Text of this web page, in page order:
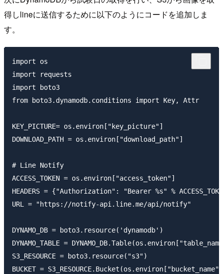
得しlineに送信するために以下のようにコードを追加しま
す。
import os
import requests
import boto3
from boto3.dynamodb.conditions import Key, Attr
KEY_PICTURE= os.environ["key_picture"]
DOWNLOAD_PATH = os.environ["download_path"]
# Line Notify
ACCESS_TOKEN = os.environ["access_token"]
HEADERS = {"Authorization": "Bearer %s" %
URL = "https://notify-api.line.me/api/notify"
DYNAMO_DB = boto3.resource('dynamodb')
DYNAMO_TABLE =
S3_RESOURCE = boto3.resource("s3")
BUCKET =